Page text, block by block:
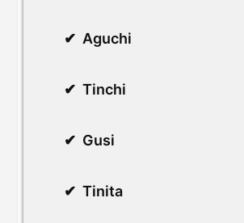
Aguchi
Tinchi
Gusi
Tinita